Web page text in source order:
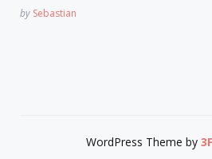
Posted
by Sebastian
WordPress Theme by